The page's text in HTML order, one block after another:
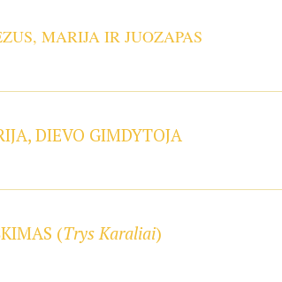
MARIJA IR JUOZAPAS
DIEVO GIMDYTOJA
(Trys Karaliai)